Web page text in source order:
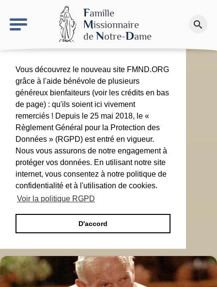
Famille
Missionnaire
de Notre-Dame
search
Faire un don
Vous découvrez le nouveau site FMND.ORG
grâce à l'aide bénévole de plusieurs
généreux bienfaiteurs (voir les crédits en bas
de page) : qu'ils soient ici vivement
remerciés ! Depuis le 25 mai 2018, le «
Règlement Général pour la Protection des
Données » (RGPD) est entré en vigueur.
Nous vous assurons de notre engagement à
protéger vos données. En utilisant notre site
internet, vous consentez à notre politique de
confidentialité et à l'utilisation de cookies.
Voir la politique RGPD
D'accord